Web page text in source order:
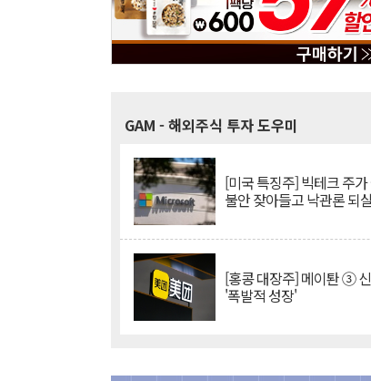
GAM - 해외주식 투자 도우미
[미국 특징주] 빅테크 주가
불안 잦아들고 낙관론 되
[홍콩 대장주] 메이퇀 ③
'폭발적 성장'